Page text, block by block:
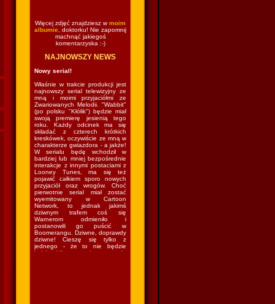
Więcej zdjęć znajdziesz wmoim
albumie , doktorku! Nie zapomnij
machnąć jakiegoś
komentarzyska :-)
NAJNOWSZY NEWS
Nowy serial!
Właśnie w trakcie produkcji jest
najnowszy serial telewizyjny ze
mną i moimi przyjaciółmi ze
Zwariowanych Melodii. "Wabbit"
(po polsku "Kłółik") będzie miał
swoją premierę jesienią tego
roku. Każdy odcinek ma się
składać z czterech krótkich
kreskówek, oczywiście ze mną w
charakterze gwiazdora - a jakże!
W serialu będę wchodził w
bardziej lub mniej bezpośrednie
interakcje z innymi postaciami z
Looney Tunes, ma się też
pojawić całkiem sporo nowych
przyjaciół oraz wrogów. Choć
pierwotnie serial miał zostać
wyemitowany w Cartoon
Network, to jednak jakimś
dziwnym trafem coś się
Warnerom odmieniło i
postanowili go puścić w
Boomerangu. Dziwne, doprawdy
dziwne! Cieszę się tylko z
jednego - że to nie będzie
kolejny idiotyczny sitcom w stylu